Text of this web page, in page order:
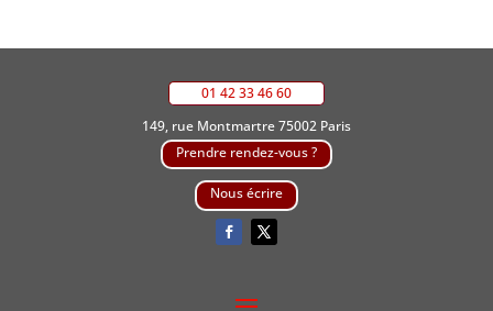
01 42 33 46 60
149, rue Montmartre 75002 Paris
Prendre rendez-vous ?
Nous écrire